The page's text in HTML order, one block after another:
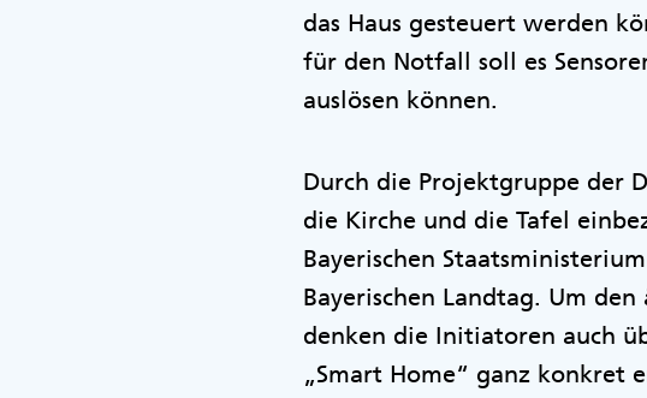
das Haus gesteuert werden
für den Notfall soll es
auslösen können.
Durch die Projektgruppe der
die Kirche und die Tafel
Bayerischen
Bayerischen Landtag. Um
denken die Initiatoren auch
„Smart Home“ ganz konkret